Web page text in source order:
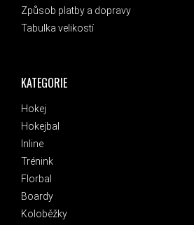
KATEGORIE
Hokej
Hokejbal
Inline
Trénink
Florbal
Boardy
Koloběžky
Způsob platby a dopravy
Tabulka velikostí